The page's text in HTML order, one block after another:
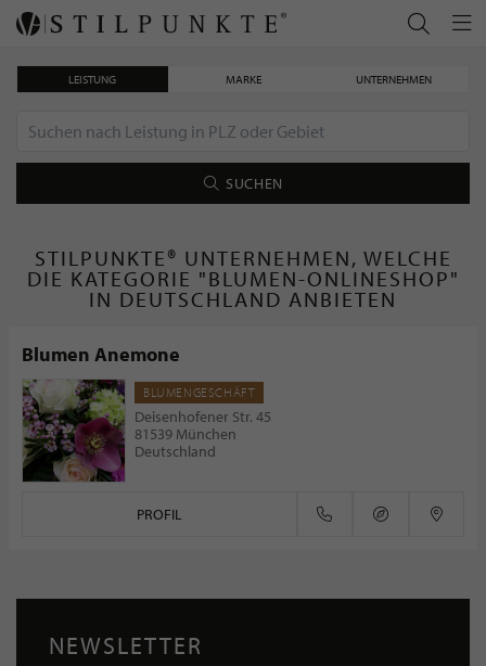
LEISTUNG MARKE UNTERNEHMEN
SUCHEN
STILPUNKTE® UNTERNEHMEN, WELCHE
DIE KATEGORIE "BLUMEN-ONLINESHOP"
IN DEUTSCHLAND ANBIETEN
Blumen Anemone
BLUMENGESCHÄFT
Deisenhofener Str. 45
81539 München
Deutschland
PROFIL
NEWSLETTER